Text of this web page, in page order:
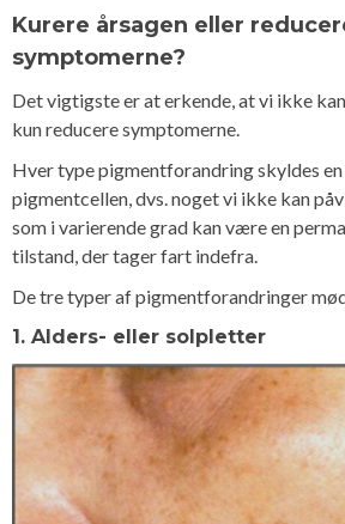
Kurere årsagen eller
symptomerne?
Det vigtigste er at erkende, at vi ikke
kun reducere symptomerne.
Hver type pigmentforandring skyldes
pigmentcellen, dvs. noget vi ikke kan
som i varierende grad kan være en
tilstand, der tager fart indefra.
De tre typer af pigmentforandringer
1. Alders- eller solpletter